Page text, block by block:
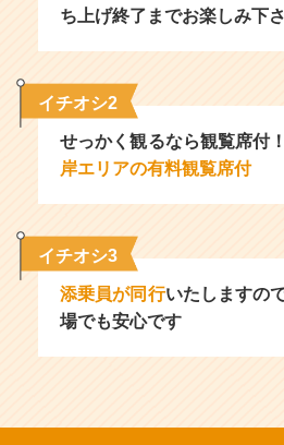
ち上げ終了までお楽しみ下
イチオシ2
せっかく観るなら観覧席付
岸エリアの有料観覧席付
イチオシ3
添乗員が同行いたしますの
場でも安心です